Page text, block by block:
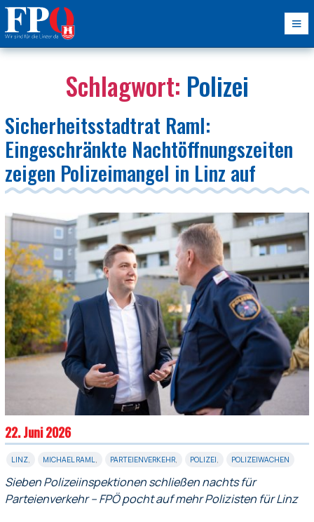
Schlagwort: Polizei
Sicherheitsstadtrat Raml:
Eingeschränkte Nachtöffnungszeiten
zeigen Polizeimangel in Linz auf
22. Juni 2026
LINZ, MICHAEL RAML, PARTEIENVERKEHR, POLIZEI, POLIZEIWACHEN
Sieben Polizeiinspektionen schließen nachts für
Parteienverkehr – FPÖ pocht auf mehr Polizisten für Linz